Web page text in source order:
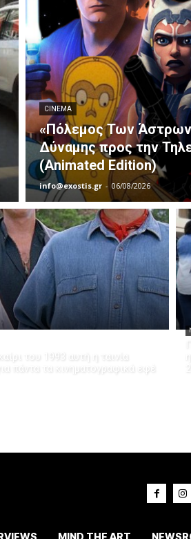
CINEMA
«Πόλεμος Των
Δύναμης προς την
(Animated Edition)
info@exostis.gr - 06/08/2026
του 1993 αυτή η ταινία
πάντα τα κινηματογραφικά εφέ